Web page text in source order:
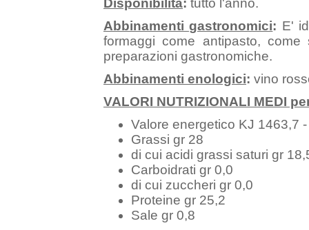
Disponibilità: tutto l'anno.
Abbinamenti gastronomici: E'
formaggi come antipasto,
preparazioni gastronomiche.
Abbinamenti enologici: vino
VALORI NUTRIZIONALI MEDI
Valore energetico KJ 1463,7
Grassi gr 28
di cui acidi grassi saturi gr
Carboidrati gr 0,0
di cui zuccheri gr 0,0
Proteine gr 25,2
Sale gr 0,8